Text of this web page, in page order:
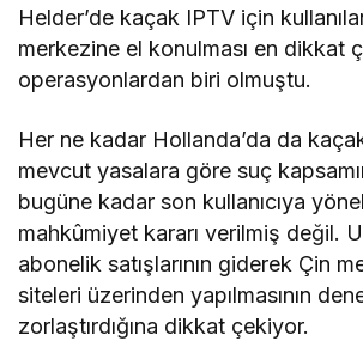
Helder’de kaçak IPTV için
merkezine el konulması en dikkat
operasyonlardan biri olmuştu.
Her ne kadar Hollanda’da da
mevcut yasalara göre suç
bugüne kadar son kullanıcıya
mahkûmiyet kararı verilmiş değil.
abonelik satışlarının giderek Çin
siteleri üzerinden yapılmasının
zorlaştırdığına dikkat çekiyor.